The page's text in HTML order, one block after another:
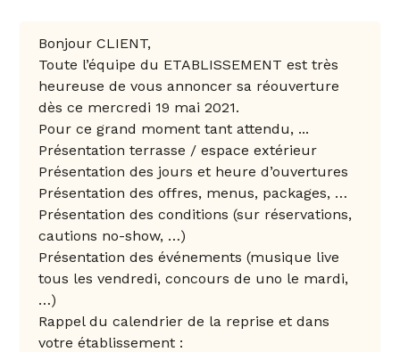
Bonjour CLIENT,
Toute l’équipe du ETABLISSEMENT est très
heureuse de vous annoncer sa réouverture
dès ce mercredi 19 mai 2021.
Pour ce grand moment tant attendu, ...
Présentation terrasse / espace extérieur
Présentation des jours et heure d’ouvertures
Présentation des offres, menus, packages, …
Présentation des conditions (sur réservations,
cautions no-show, …)
Présentation des événements (musique live
tous les vendredi, concours de uno le mardi,
…)
Rappel du calendrier de la reprise et dans
votre établissement :